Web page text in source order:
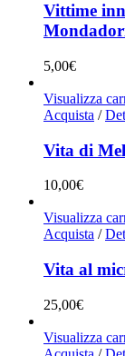
Vittime
5,00€
Visualizza
Acquista /
Vita di
10,00€
Visualizza
Acquista /
Vita al
25,00€
Visualizza